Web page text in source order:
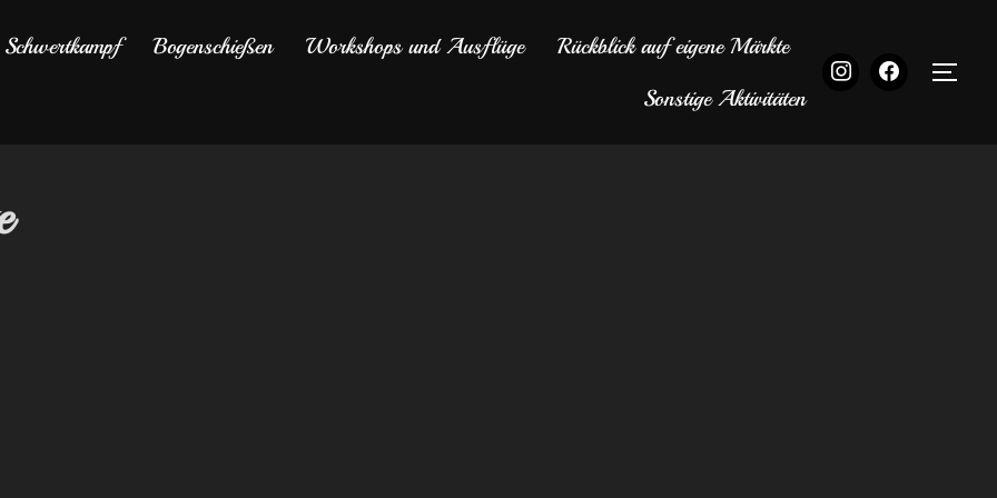
Schwertkampf Bogenschießen Workshops und Ausflüge
Rückblick auf eigene Märkte
Sonstige Aktivitäten